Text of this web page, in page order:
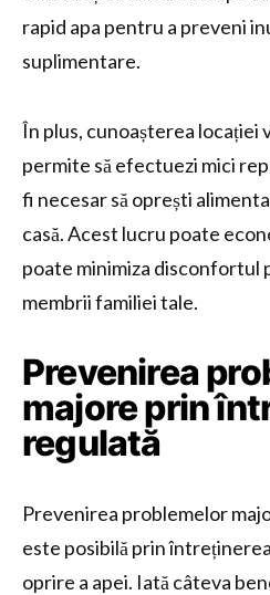
rapid apa pentru a preveni
suplimentare.
În plus, cunoașterea locației
permite să efectuezi mici
fi necesar să oprești
casă. Acest lucru poate
poate minimiza disconfortul
membrii familiei tale.
Prevenirea
majore prin
regulată
Prevenirea problemelor
este posibilă prin
oprire a apei. Iată câteva